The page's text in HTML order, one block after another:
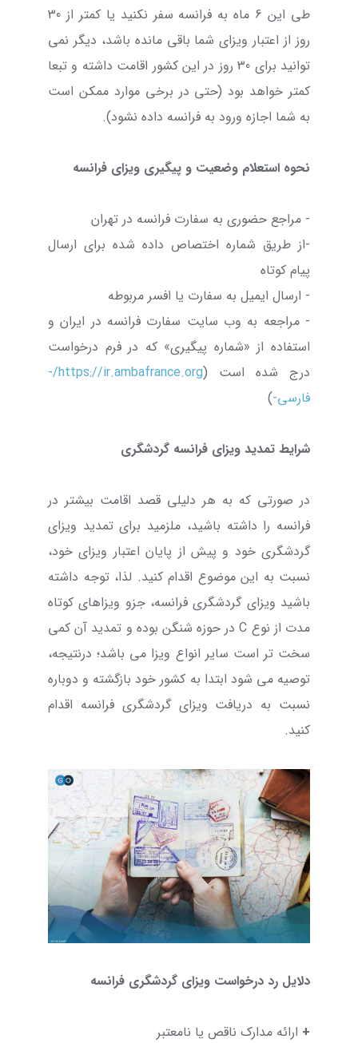
طی این 6 ماه به فرانسه سفر نکنید یا کمتر از 30
روز از اعتبار ویزای شما باقی مانده باشد، دیگر نمی
توانید برای 30 روز در این کشور اقامت داشته و تبعا
کمتر خواهد بود (حتی در برخی موارد ممکن است
به شما اجازه ورود به فرانسه داده نشود).
نحوه استعلام وضعیت و پیگیری ویزای فرانسه
- مراجع حضوری به سفارت فرانسه در تهران
-از طریق شماره اختصاص داده شده برای ارسال
پیام کوتاه
- ارسال ایمیل به سفارت یا افسر مربوطه
- مراجعه به وب سایت سفارت فرانسه در ایران و
استفاده از «شماره پیگیری» که در فرم درخواست
درج شده است (
https://ir.ambafrance.org/-
فارسی-)
شرایط تمدید ویزای فرانسه گردشگری
در صورتی که به هر دلیلی قصد اقامت بیشتر در
فرانسه را داشته باشید، ملزمید برای تمدید ویزای
گردشگری خود و پیش از پایان اعتبار ویزای خود،
نسبت به این موضوع اقدام کنید. لذا، توجه داشته
باشید ویزای گردشگری فرانسه، جزو ویزاهای کوتاه
مدت از نوع C در حوزه شنگن بوده و تمدید آن کمی
سخت تر است سایر انواع ویزا می باشد؛ درنتیجه،
توصیه می شود ابتدا به کشور خود بازگشته و دوباره
نسبت به دریافت ویزای گردشگری فرانسه اقدام
کنید.
دلایل رد درخواست ویزای گردشگری فرانسه
+ ارائه مدارک ناقص یا نامعتبر